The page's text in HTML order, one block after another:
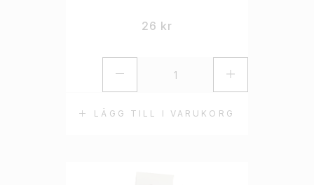
LÄGG TILL I VARUKORG
26 kr